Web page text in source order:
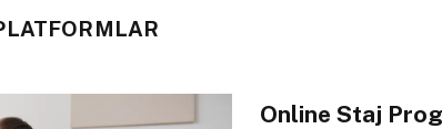
Online Staj